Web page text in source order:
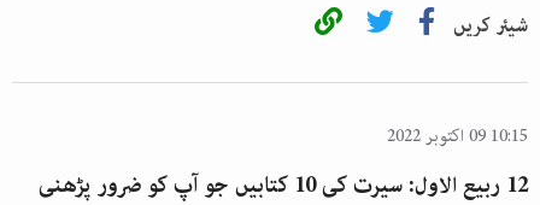
شیئر کریں
10:15 09 اکتوبر 2022
12 ربیع الاول: سیرت کی 10 کتابیں جو آپ کو ضرور پڑھنی